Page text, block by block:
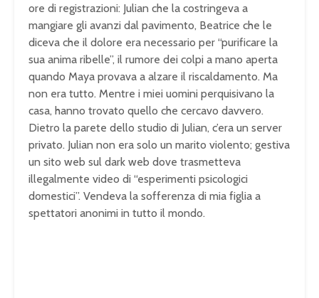
ore di registrazioni: Julian che la costringeva a
mangiare gli avanzi dal pavimento, Beatrice che le
diceva che il dolore era necessario per “purificare la
sua anima ribelle”, il rumore dei colpi a mano aperta
quando Maya provava a alzare il riscaldamento. Ma
non era tutto. Mentre i miei uomini perquisivano la
casa, hanno trovato quello che cercavo davvero.
Dietro la parete dello studio di Julian, c’era un server
privato. Julian non era solo un marito violento; gestiva
un sito web sul dark web dove trasmetteva
illegalmente video di “esperimenti psicologici
domestici”. Vendeva la sofferenza di mia figlia a
spettatori anonimi in tutto il mondo.